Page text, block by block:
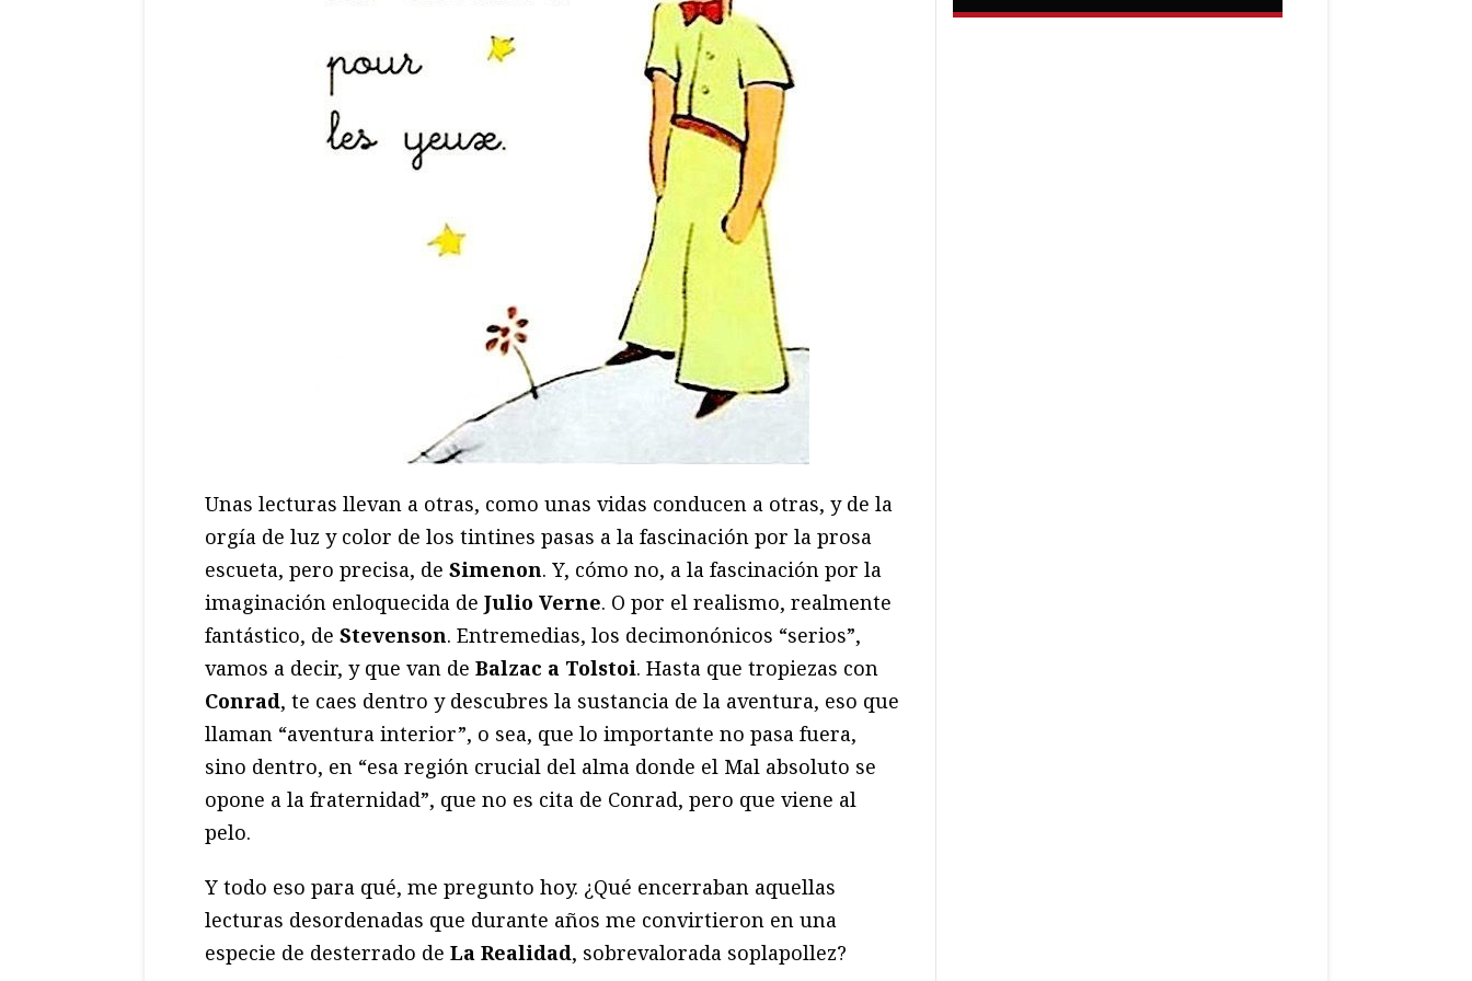
Unas lecturas llevan a otras, como unas vidas conducen a otras, y de la
orgía de luz y color de los tintines pasas a la fascinación por la prosa
escueta, pero precisa, de Simenon. Y, cómo no, a la fascinación por la
imaginación enloquecida de Julio Verne. O por el realismo, realmente
fantástico, de Stevenson. Entremedias, los decimonónicos “serios”,
vamos a decir, y que van de Balzac a Tolstoi. Hasta que tropiezas con
Conrad, te caes dentro y descubres la sustancia de la aventura, eso que
llaman “aventura interior”, o sea, que lo importante no pasa fuera,
sino dentro, en “esa región crucial del alma donde el Mal absoluto se
opone a la fraternidad”, que no es cita de Conrad, pero que viene al
pelo.
Y todo eso para qué, me pregunto hoy. ¿Qué encerraban aquellas
lecturas desordenadas que durante años me convirtieron en una
especie de desterrado de La Realidad, sobrevalorada soplapollez?